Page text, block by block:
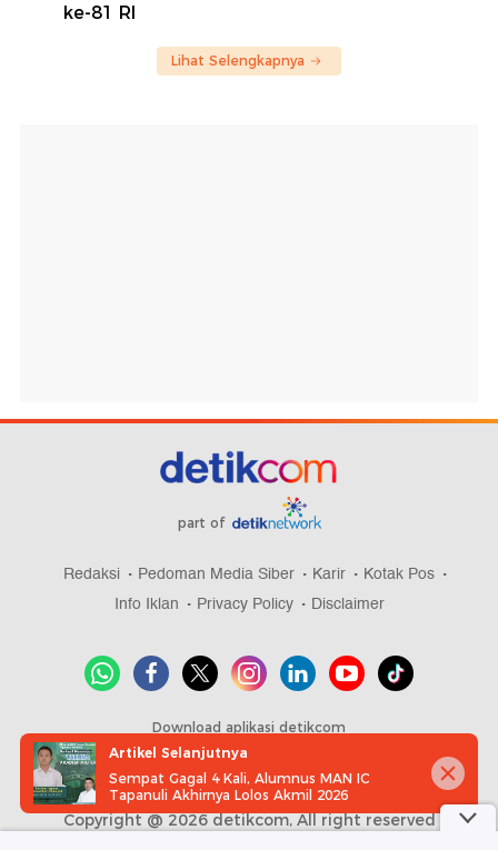
ke-81 RI
Lihat Selengkapnya
part of
Redaksi Pedoman Media Siber Karir
Kotak Pos
Info Iklan
Privacy Policy Disclaimer
Download aplikasi detikcom
Copyright @ 2026 detikcom, All right reserved
Artikel Selanjutnya
Sempat Gagal 4 Kali, Alumnus MAN IC
Tapanuli Akhirnya Lolos Akmil 2026